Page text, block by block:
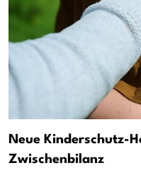
Neue Kinderschutz-
Zwischenbilanz